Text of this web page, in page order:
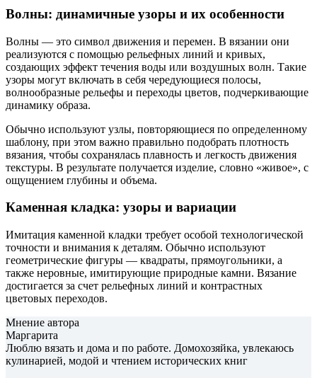
Волны: динамичные узоры и их особенности
Волны — это символ движения и перемен. В вязании они
реализуются с помощью рельефных линий и кривых,
создающих эффект течения воды или воздушных волн. Такие
узоры могут включать в себя чередующиеся полосы,
волнообразные рельефы и переходы цветов, подчеркивающие
динамику образа.
Обычно используют узлы, повторяющиеся по определенному
шаблону, при этом важно правильно подобрать плотность
вязания, чтобы сохранялась плавность и легкость движения
текстуры. В результате получается изделие, словно «живое», с
ощущением глубины и объема.
Каменная кладка: узоры и вариации
Имитация каменной кладки требует особой технологической
точности и внимания к деталям. Обычно используют
геометрические фигуры — квадраты, прямоугольники, а
также неровные, имитирующие природные камни. Вязание
достигается за счет рельефных линий и контрастных
цветовых переходов.
Мнение автора
Маргарита
Люблю вязать и дома и по работе. Домохозяйка, увлекаюсь
кулинарией, модой и чтением исторических книг